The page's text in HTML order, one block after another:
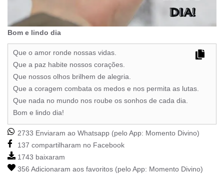
Bom e lindo dia
Que o amor ronde nossas vidas.
Que a paz habite nossos corações.
Que nossos olhos brilhem de alegria.
Que a coragem combata os medos e nos permita as lutas.
Que nada no mundo nos roube os sonhos de cada dia.
Bom e lindo dia!
2733 Enviaram ao Whatsapp (pelo App: Momento Divino)
137 compartilharam no Facebook
1743 baixaram
356 Adicionaram aos favoritos (pelo App: Momento Divino)